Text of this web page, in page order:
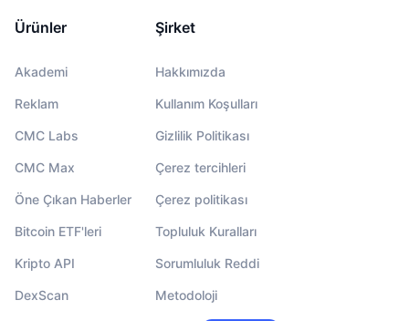
Ürünler
Akademi
Reklam
CMC Labs
CMC Max
Öne Çıkan Haberler
Bitcoin ETF'leri
Kripto API
DexScan
Şirket
Hakkımızda
Kullanım Koşulları
Gizlilik Politikası
Çerez tercihleri
Çerez politikası
Topluluk Kuralları
Sorumluluk Reddi
Metodoloji